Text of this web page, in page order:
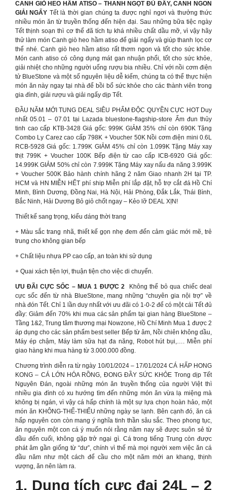
CANH GIÒ HEO HẦM ATISO – THANH NGỌT ĐỦ ĐẦY, CANH NGON
GIẢI NGẤY Tết là thời gian chúng ta được nghỉ ngơi và thưởng thức
nhiều món ăn từ truyền thống đến hiện đại. Sau những bữa tiệc ngày
Tết thịnh soạn thì cơ thể đã tích tụ khá nhiều chất dầu mỡ, vì vậy hãy
thử làm món Canh giò heo hầm atiso để giải ngấy và giúp thanh lọc cơ
thể nhé. Canh giò heo hầm atiso rất thơm ngon và tốt cho sức khỏe.
Món canh atiso có công dụng mát gan nhuận phổi, tốt cho sức khỏe,
giải nhiệt cho những người uống rượu bia nhiều. Chỉ với nồi cơm điện
tử BlueStone và một số nguyên liệu dễ kiếm, chúng ta có thể thực hiện
món ăn này ngay tại nhà để bồi bổ sức khỏe cho các thành viên trong
gia đình, giải rượu và giải ngấy dịp Tết.
ĐẦU NĂM MỚI TUNG DEAL SIÊU PHẨM ĐỘC QUYỀN CỰC HOT Duy
nhất 05.01 – 07.01 tại Lazada bluestone-flagship-store Ấm đun thủy
tinh cao cấp KTB-3428 Giá gốc: 999K GIẢM 35% chỉ còn 690K Tặng
Combo Ly Carez cao cấp 798K + Voucher 50K Nồi cơm điện mini 0.6L
RCB-5928 Giá gốc: 1.799K GIẢM 45% chỉ còn 1.099K Tặng Máy xay
thịt 799K + Voucher 100K Bếp điện từ cao cấp ICB-6920 Giá gốc:
14.999K GIẢM 50% chỉ còn 7.999K Tặng Máy xay nấu đa năng 3.999K
+ Voucher 500K Bảo hành chính hãng 2 năm Giao nhanh 2H tại TP.
HCM và HN MIỄN HẾT phí ship Miễn phí lắp đặt, hỗ trợ cắt đá Hồ Chí
Minh, Bình Dương, Đồng Nai, Hà Nội, Hải Phòng, Đắk Lắk, Thái Bình,
Bắc Ninh, Hải Dương Bỏ giỏ chốt ngay – Kẻo lỡ DEAL XỊN!
Thiết kế sang trọng, kiểu dáng thời trang
+ Màu sắc trang nhã, thiết kế gọn nhẹ đem đến cảm giác mới mẽ, trẻ
trung cho không gian bếp
+ Chất liệu nhựa PP cao cấp, an toàn khi sử dụng
+ Quai xách tiện lợi, thuận tiện cho việc di chuyển.
ƯU ĐÃI CỰC SỐC – MUA 1 ĐƯỢC 2 ️
Không thể bỏ qua chiếc deal
cực sốc đến từ nhà BlueStone, mang những “chuyên gia nội trợ” về
nhà đón Tết. Chỉ 1 lần duy nhất với ưu đãi có 1-0-2 để có một cái Tết đủ
đầy: Giảm đến 70% khi mua các sản phẩm tại gian hàng BlueStone –
Tầng 1&2, Trung tâm thương mại Nowzone, Hồ Chí Minh Mua 1 được 2
áp dụng cho các sản phẩm best seller Bếp từ âm, Nồi chiên không dầu,
Máy ép chậm, Máy làm sữa hạt đa năng, Robot hút bụi,…. Miễn phí
giao hàng khi mua hàng từ 3.000.000 đồng.
Chương trình diễn ra từ ngày 10/01/2024 – 17/01/2024 CÁ HẤP HONG
KONG – CÁ LỚN HÓA RỒNG, ĐONG ĐẦY SỨC KHỎE Trong dịp Tết
Nguyên Đán, ngoài những món ăn truyền thống của người Việt thì
nhiều gia đình có xu hướng tìm đến những món ăn vừa lạ miệng mà
không bị ngán, vì vậy cá hấp chính là một sự lựa chọn hoàn hảo, một
món ăn KHÔNG-THỂ-THIẾU những ngày se lạnh. Bên cạnh đó, ăn cá
hấp nguyên con còn mang ý nghĩa tinh thần sâu sắc. Theo phong tục,
ăn nguyên một con cá ý muốn nói rằng năm nay sẽ được suôn sẻ từ
đầu đến cuối, không gặp trở ngại gì. Cá trong tiếng Trung còn được
phát âm gần giống từ “dư”, chính vì thế mà mọi người xem việc ăn cá
đầu năm như một cách để cầu cho một năm mới an khang, thịnh
vượng, ăn nên làm ra.
1. Dung tích cực đại 24L – 2